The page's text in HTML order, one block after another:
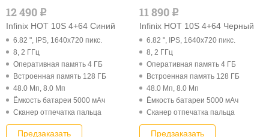
12 490 q
Infinix HOT 10S 4+64 Синий
6.82 ", IPS, 1640x720 пикс.
8, 2 ГГц
Оперативная память 4 ГБ
Встроенная память 128 ГБ
48.0 Мп, 8.0 Мп
Ёмкость батареи 5000 мАч
Cканер отпечатка пальца
Предзаказать
11 890 q
Infinix HOT 10S 4+64 Черный
6.82 ", IPS, 1640x720 пикс.
8, 2 ГГц
Оперативная память 4 ГБ
Встроенная память 128 ГБ
48.0 Мп, 8.0 Мп
Ёмкость батареи 5000 мАч
Cканер отпечатка пальца
Предзаказать